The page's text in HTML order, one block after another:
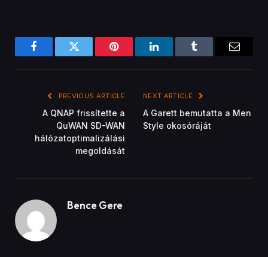
FacebookTwitter Pinterest LinkedInTumblr
PREVIOUS ARTICLE
A QNAP frissítette a
QuWAN SD-WAN
hálózatoptimalizálási
megoldását
NEXT ARTICLE
A Garett bemutatta a Men
Style okosóráját
Bence Gere